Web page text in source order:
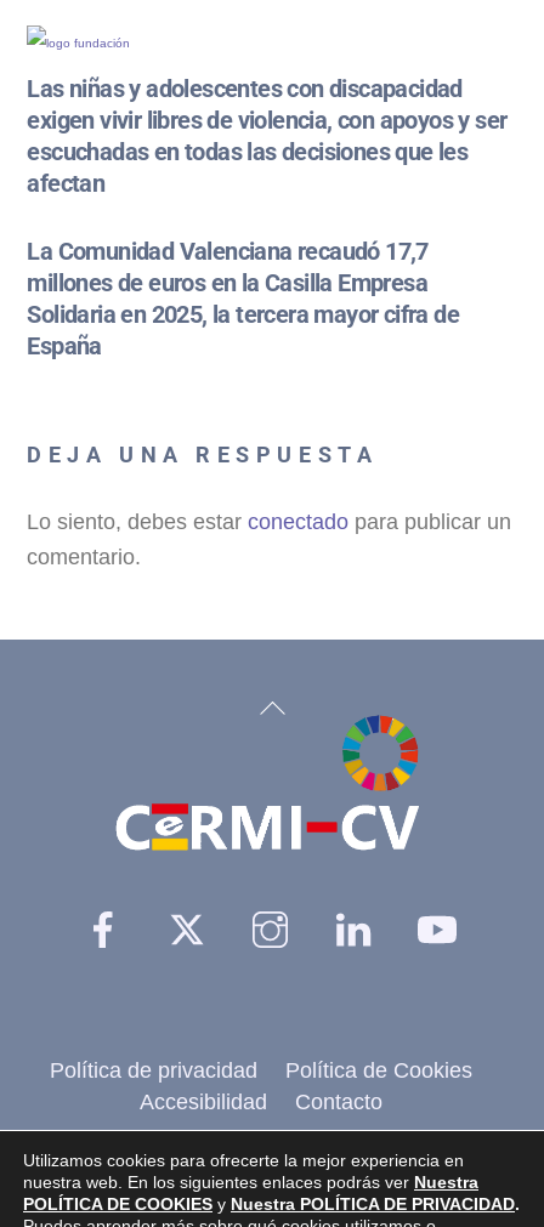
Las niñas y adolescentes con discapacidad
exigen vivir libres de violencia, con apoyos y ser
escuchadas en todas las decisiones que les
afectan
La Comunidad Valenciana recaudó 17,7
millones de euros en la Casilla Empresa
Solidaria en 2025, la tercera mayor cifra de
España
DEJA UNA RESPUESTA
Lo siento, debes estarconectado para publicar un
comentario.
Back
Facebook Twitter Instagram Linkedin
Política de privacidad
Política de Cookies
Accesibilidad
Contacto
@2026 CERMI CV, Comité de entidades
representantes de personas con discapacidad de
Utilizamos cookies para ofrecerte la mejor experiencia en
nuestra web. En los siguientes enlaces podrás ver Nuestra
POLÍTICA DE COOKIES y Nuestra POLÍTICA DE PRIVACIDAD.